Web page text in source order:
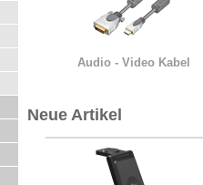
Audio - Video Kabel
Neue Artikel